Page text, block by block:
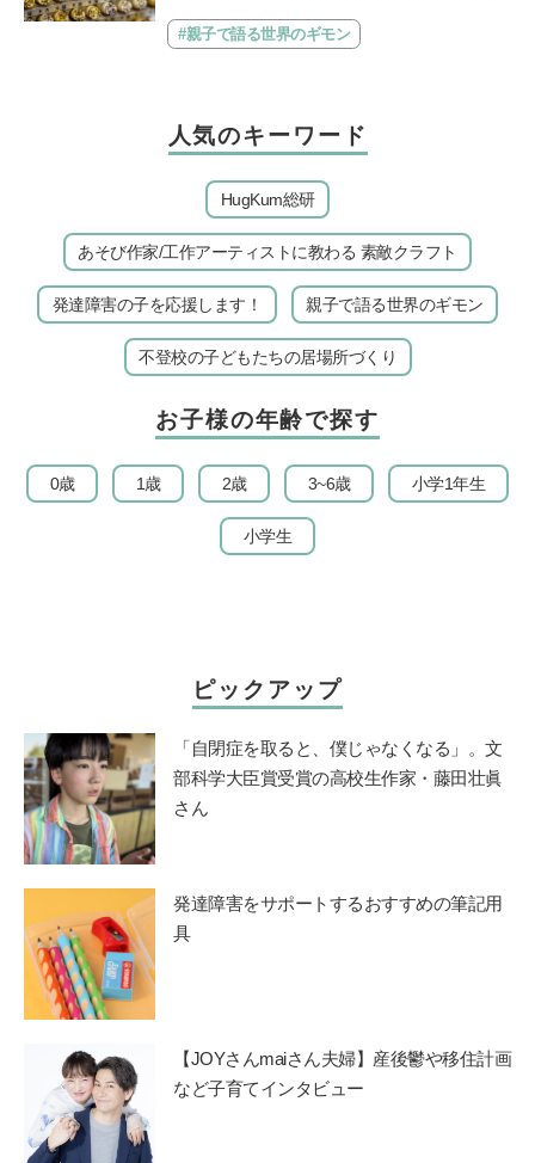
類…
#親子で語る世界のギモン
人気のキーワード
HugKum総研
あそび作家/工作アーティストに教わる 素敵クラフト
発達障害の子を応援します！ 親子で語る世界のギモン
不登校の子どもたちの居場所づくり
お子様の年齢で探す
0歳 1歳 2歳 3~6歳 小学1年生
小学生
ピックアップ
「自閉症を取ると、僕じゃなくなる」。文
部科学大臣賞受賞の高校生作家・藤田壮眞
さん
発達障害をサポートするおすすめの筆記用
具
【JOYさんmaiさん夫婦】産後鬱や移住計画
など子育てインタビュー